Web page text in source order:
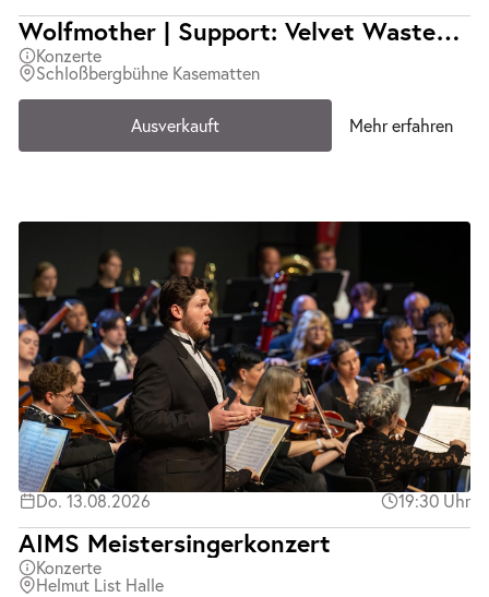
Wolfmother | Support: Velvet Wasted | Ausverkauft
Konzerte
Schloßbergbühne Kasematten
Ausverkauft Mehr erfahren
Do. 13.08.2026 19:30 Uhr
AIMS Meistersingerkonzert
Konzerte
Helmut List Halle